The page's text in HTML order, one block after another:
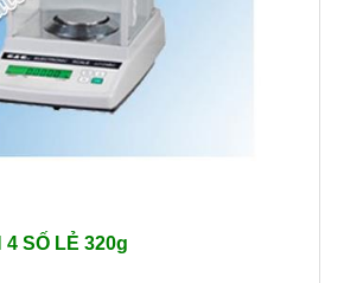
4 SỐ LẺ 320g